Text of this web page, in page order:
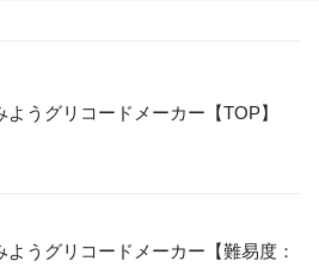
ようグリコードメーカー【TOP】
ようグリコードメーカー【難易度：